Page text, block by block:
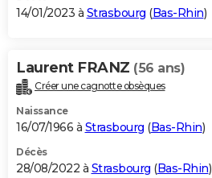
14/01/2023 à Strasbourg (Bas-Rhin)
Laurent FRANZ (56 ans)
Créer une cagnotte obsèques
Naissance
16/07/1966 à Strasbourg (Bas-Rhin)
Décès
28/08/2022 à Strasbourg (Bas-Rhin)